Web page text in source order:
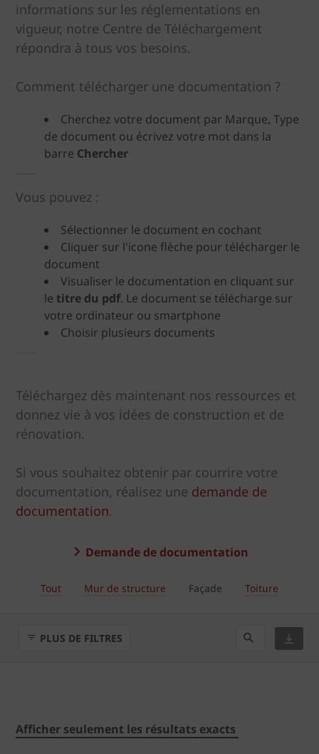
informations sur les réglementations en
vigueur, notre Centre de Téléchargement
répondra à tous vos besoins.
Comment télécharger une documentation ?
Cherchez votre document par Marque, Type
de document ou écrivez votre mot dans la
barre Chercher
Vous pouvez :
Sélectionner le document en cochant
Cliquer sur l'icone flèche pour télécharger le
document
Visualiser le documentation en cliquant sur
le titre du pdf. Le document se télécharge sur
votre ordinateur ou smartphone
Choisir plusieurs documents
Téléchargez dès maintenant nos ressources et
donnez vie à vos idées de construction et de
rénovation.
Si vous souhaitez obtenir par courrire votre
documentation, réalisez une demande de
documentation.
Demande de documentation
Tout Mur de structure Façade Toiture
PLUS DE FILTRES
Afficher seulement les résultats exacts